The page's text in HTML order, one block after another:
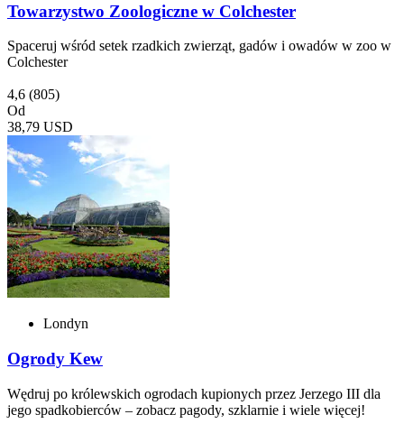
Towarzystwo Zoologiczne w Colchester
Spaceruj wśród setek rzadkich zwierząt, gadów i owadów w zoo w
Colchester
4,6 (805)
Od
38,79 USD
Londyn
Ogrody Kew
Wędruj po królewskich ogrodach kupionych przez Jerzego III dla
jego spadkobierców – zobacz pagody, szklarnie i wiele więcej!